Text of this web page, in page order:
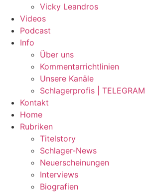
Vicky Leandros
Videos
Podcast
Info
Über uns
Kommentarrichtlinien
Unsere Kanäle
Schlagerprofis | TELEGRAM
Kontakt
Home
Rubriken
Titelstory
Schlager-News
Neuerscheinungen
Interviews
Biografien